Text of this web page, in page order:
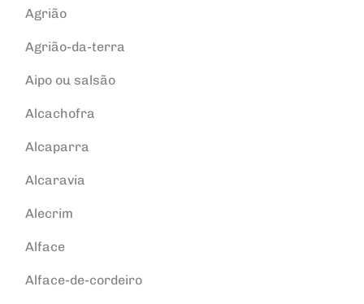
Agrião
Agrião-da-terra
Aipo ou salsão
Alcachofra
Alcaparra
Alcaravia
Alecrim
Alface
Alface-de-cordeiro